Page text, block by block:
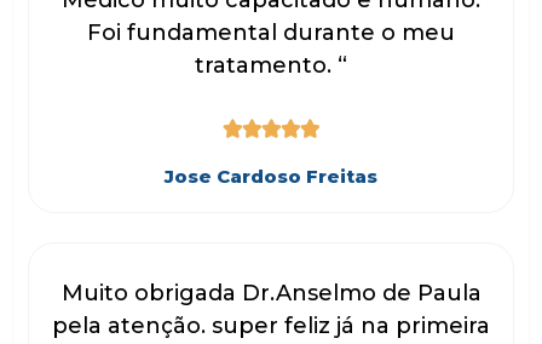
Foi fundamental durante o meu
tratamento. “

Jose Cardoso Freitas
Muito obrigada Dr.Anselmo de Paula
pela atenção. super feliz já na primeira